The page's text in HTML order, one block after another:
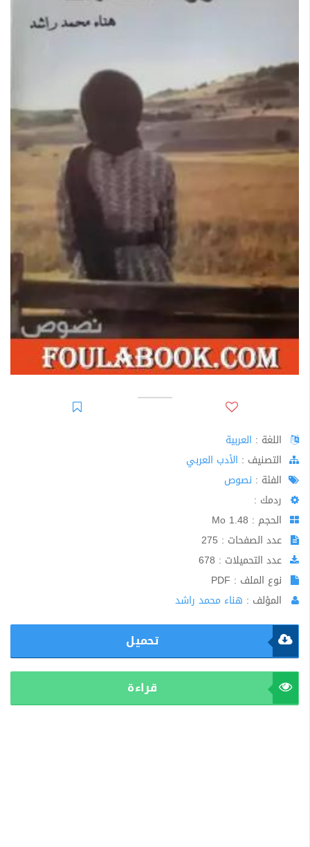
اللغة : العربية
اﻟﺘﺼﻨﻴﻒ : الأدب العربي
الفئة : نصوص
ردمك :
الحجم : 1.48 Mo
عدد الصفحات : 275
عدد التحميلات : 678
نوع الملف : PDF
المؤلف : هناء محمد راشد
تحميل
قراءة